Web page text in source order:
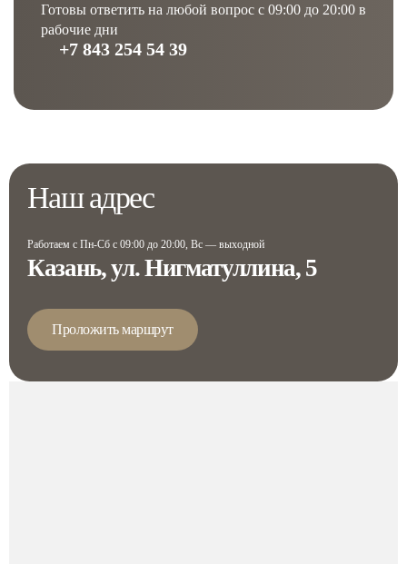
Готовы ответить на любой вопрос с 09:00 до 20:00 в
рабочие дни
+7 843 254 54 39
Наш адрес
Работаем с Пн-Сб с 09:00 до 20:00, Вс — выходной
Казань, ул. Нигматуллина, 5
Проложить маршрут